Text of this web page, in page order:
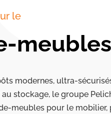
le
modernes, ultra-
stockage, le groupe
meubles pour le